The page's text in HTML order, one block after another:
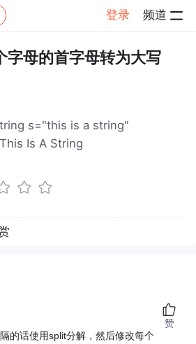
登录 频道
帖子详情
字母的首字母转为大写
s="this is a string"
Is A String
的话使用split分解，然后修改每个
赞